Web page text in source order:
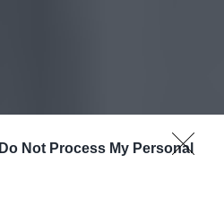
Do Not Process My Personal